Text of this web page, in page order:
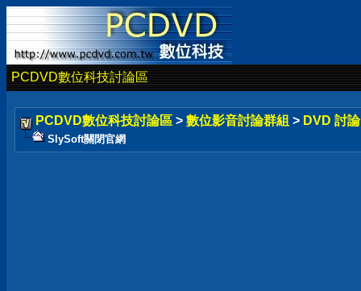
PCDVD數位科技討論區
PCDVD數位科技討論區 > 數位影音討論群組 > DVD 討
SlySoft關閉官網